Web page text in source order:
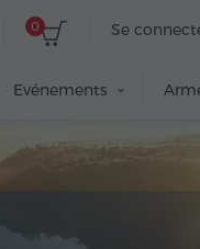
Se
0
Evénements